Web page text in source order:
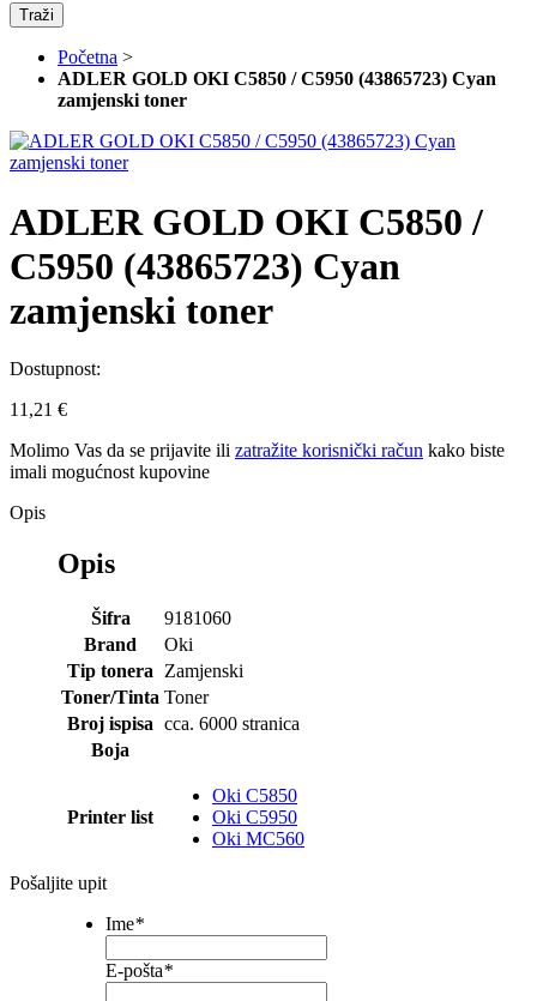
Traži
Početna >
ADLER GOLD OKI C5850 / C5950 (43865723) Cyan
zamjenski toner
ADLER GOLD OKI C5850 /
C5950 (43865723) Cyan
zamjenski toner
Dostupnost:
11,21 €
Molimo Vas da se prijavite ili zatražite korisnički račun kako biste
imali mogućnost kupovine
Opis
Opis
Šifra
9181060
Brand
Oki
Tip tonera
Zamjenski
Toner/Tinta Toner
Broj ispisa cca. 6000 stranica
Boja
Printer list
Oki C5850
Oki C5950
Oki MC560
Pošaljite upit
Ime*
E-pošta*